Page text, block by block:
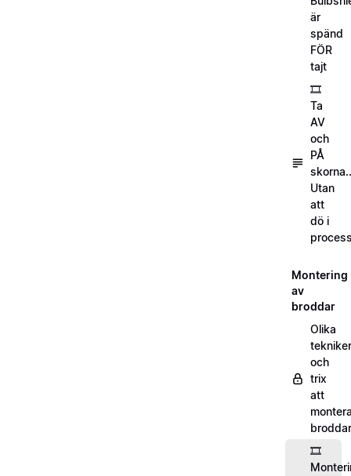
är
spänd
FÖR
tajt
🎞️
Ta
AV
och
PÅ
Utan
att
dö i
Montering
av
broddar
Olika
tekniker
och
trix
att
broddar
🎞️